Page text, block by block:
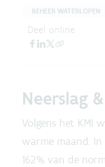
BEHEER WATERLOPEN
Deel online
Neerslag
Volgens het KMI
warme maand. In
162% van de